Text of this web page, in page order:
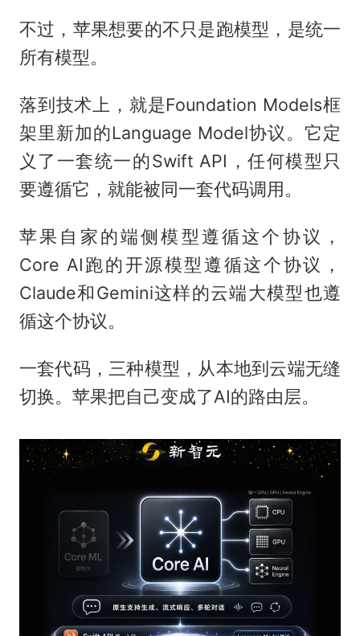
不过，苹果想要的不只是跑模型，是统一
所有模型。
落到技术上，就是Foundation Models框
架里新加的Language Model协议。它定
义了一套统一的Swift API，任何模型只
要遵循它，就能被同一套代码调用。
苹果自家的端侧模型遵循这个协议，
Core AI跑的开源模型遵循这个协议，
Claude和Gemini这样的云端大模型也遵
循这个协议。
一套代码，三种模型，从本地到云端无缝
切换。苹果把自己变成了AI的路由层。